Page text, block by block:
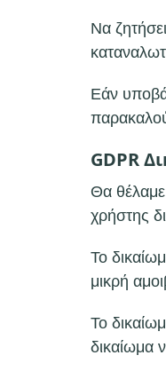
Να
Εάν
GDPR
Θα
χρήστης
Το
μικρή
Το
δικαίωμα